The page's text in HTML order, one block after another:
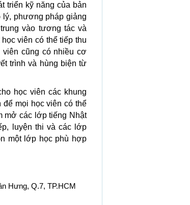
triển kỹ năng của bản
lý, phương pháp giảng
vào tương tác và
viên có thể tiếp thu
cũng có nhiều cơ
trình và hùng biện từ
học viên các khung
mọi học viên có thể
mở các lớp tiếng Nhật
luyện thi và các lớp
một lớp học phù hợp
Hưng, Q.7, TP.HCM